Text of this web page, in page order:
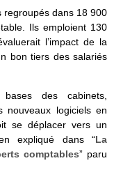
regroupés dans 18 900
Ils emploient 130
l’impact de la
bon tiers des salariés
des cabinets,
nouveaux logiciels en
se déplacer vers un
expliqué dans “La
comptables” paru